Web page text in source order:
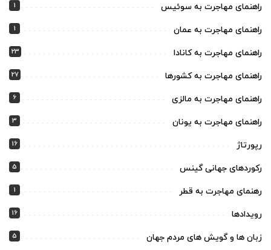
راهنمای مهاجرت به سوئیس 1
راهنمای مهاجرت به عمان 1
راهنمای مهاجرت به کانادا 23
راهنمای مهاجرت به کشورها 27
راهنمای مهاجرت به مالزی 6
راهنمای مهاجرت به یونان 3
رپورتاژ 16
رکوردهای جهانی گینس 5
رهنمای مهاجرت به قطر 1
رویدادها 16
زبان ها و گویش های مردم جهان 5